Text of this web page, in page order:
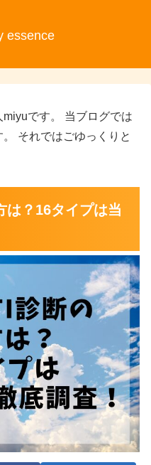
essence
です。 当ブログでは
それではごゆっくりと
は？16タイプは当